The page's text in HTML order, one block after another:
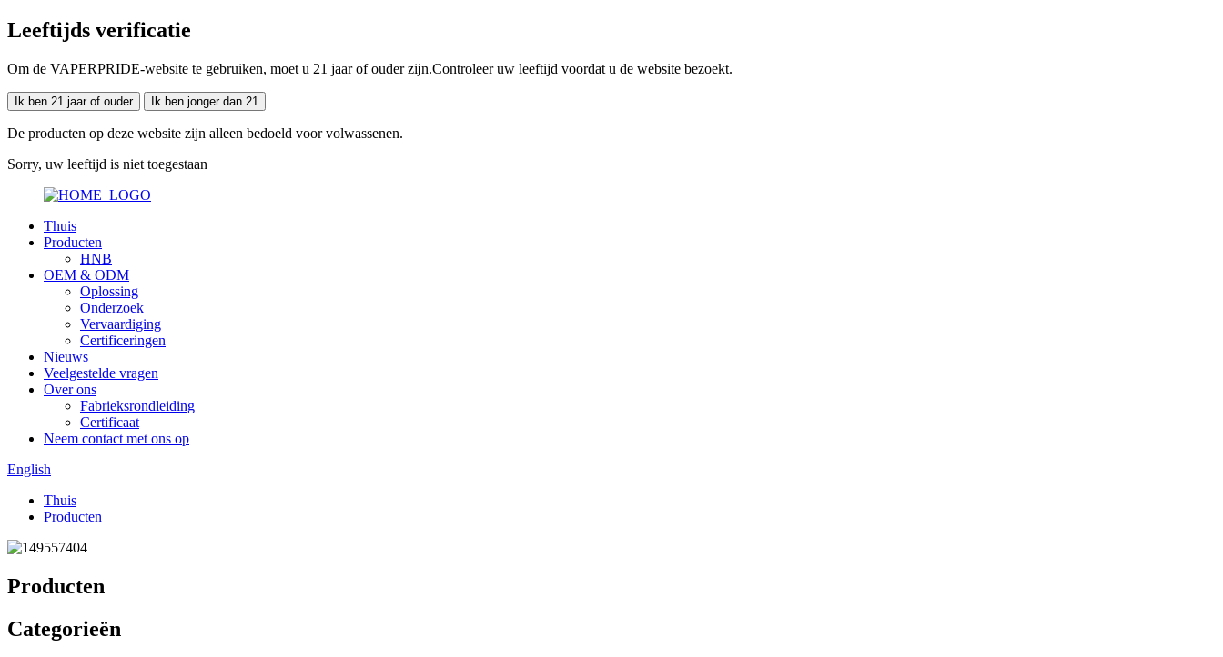
Leeftijds verificatie
Om de VAPERPRIDE-website te gebruiken, moet u 21 jaar of ouder zijn.Controleer uw leeftijd voordat u de website bezoekt.
Ik ben 21 jaar of ouder Ik ben jonger dan 21
De producten op deze website zijn alleen bedoeld voor volwassenen.
Sorry, uw leeftijd is niet toegestaan
Thuis
Producten
HNB
OEM & ODM
Oplossing
Onderzoek
Vervaardiging
Certificeringen
Nieuws
Veelgestelde vragen
Over ons
Fabrieksrondleiding
Certificaat
Neem contact met ons op
English
Thuis
Producten
Producten
Categorieën